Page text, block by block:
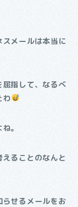
メールは本当に
指して、なるべ
わ
。
ることのなんと
せるメールをお